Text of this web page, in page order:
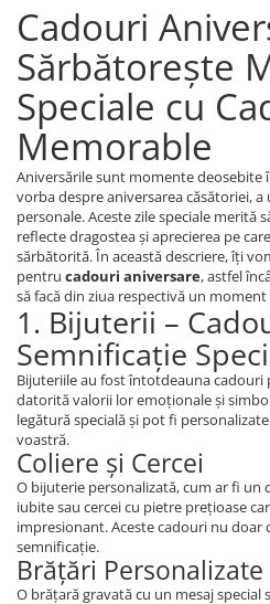
Cadouri
Sărbătorește
Speciale cu
Memorable
Aniversările sunt momente deosebite
vorba despre aniversarea căsătoriei,
personale. Aceste zile speciale merită
reflecte dragostea și aprecierea pe
sărbătorită. În această descriere, îți
pentru cadouri aniversare, astfel
să facă din ziua respectivă un
1. Bijuterii –
Semnificație
Bijuteriile au fost întotdeauna
datorită valorii lor emoționale și
legătură specială și pot fi
voastră.
Coliere și Cercei
O bijuterie personalizată, cum ar fi un
iubite sau cercei cu pietre prețioase
impresionant. Aceste cadouri nu doar
semnificație.
Brățări Personalizate
O brățară gravată cu un mesaj